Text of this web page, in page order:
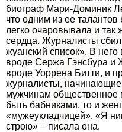
биограф Мари-Доминик
что одним из ее
легко очаровывала и так
сердца. Журналисты
жуанский список». В
вроде Сержа Гэнсбура и
вроде Уоррена Битти, и
журналисты, начинающие
мужчинам общественное
быть бабниками, то и
«мужеукладчицей». «Я
строю» – писала она.